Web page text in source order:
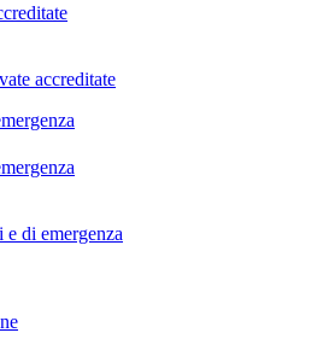
accreditate
di emergenza